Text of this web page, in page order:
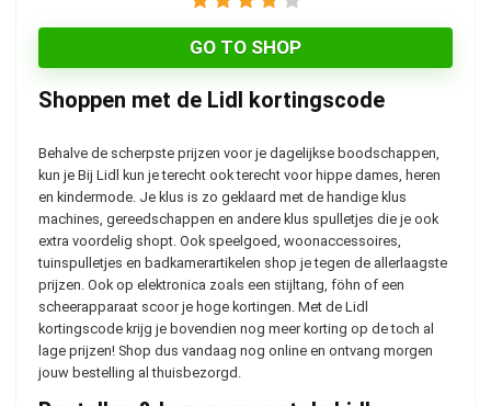
GO TO SHOP
Shoppen met de Lidl kortingscode
Behalve de scherpste prijzen voor je dagelijkse boodschappen,
kun je Bij Lidl kun je terecht ook terecht voor hippe dames, heren
en kindermode. Je klus is zo geklaard met de handige klus
machines, gereedschappen en andere klus spulletjes die je ook
extra voordelig shopt. Ook speelgoed, woonaccessoires,
tuinspulletjes en badkamerartikelen shop je tegen de allerlaagste
prijzen. Ook op elektronica zoals een stijltang, föhn of een
scheerapparaat scoor je hoge kortingen. Met de Lidl
kortingscode krijg je bovendien nog meer korting op de toch al
lage prijzen! Shop dus vandaag nog online en ontvang morgen
jouw bestelling al thuisbezorgd.